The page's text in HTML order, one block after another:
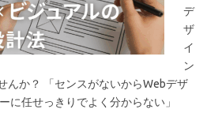
デ
ザ
イ
ン
んか？ 「センスがないからWebデザ
に任せっきりでよく分からない」